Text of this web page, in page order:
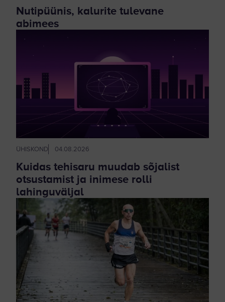
Nutipüünis, kalurite tulevane
abimees
ÜHISKOND 04.08.2026
Kuidas tehisaru muudab sõjalist
otsustamist ja inimese rolli
lahinguväljal